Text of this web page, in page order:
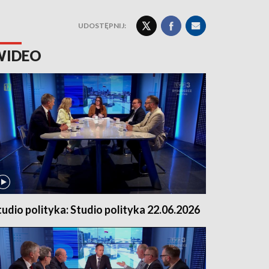
UDOSTĘPNIJ:
polityka: Studio polityka 22.06.2026